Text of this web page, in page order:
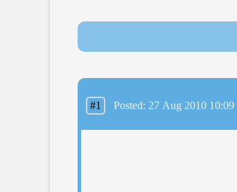
#1 Posted: 27 Aug 2010 10:09